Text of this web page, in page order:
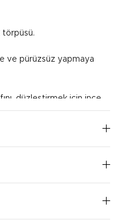
törpüsü.
ve pürüzsüz yapmaya
düzleştirmek için ince